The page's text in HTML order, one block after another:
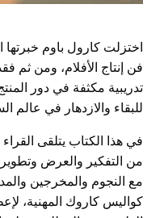
اختزلت كارول باوم
فن إنتاج الأفلام، ومن ثم
تدريبية مكثفة في دور
للبقاء والازدهار في عالم
في هذا الكتاب يتلقى القراء
من التفكير والعرض
مع النجوم والمخرجين
كواليس كاروك المهنية،